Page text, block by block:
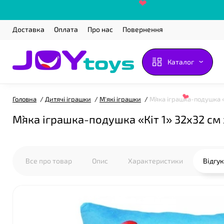
Доставка Оплата Про нас Повернення
Каталог
Головна Дитячі іграшки М'які іграшки М`яка іграшка-подушка
М`яка іграшка-подушка «Кіт 1» 32х32
Все про товар Опис Характеристики